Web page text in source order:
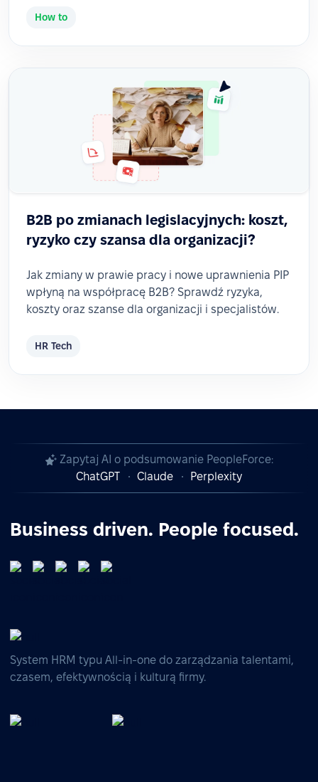
How to
B2B po zmianach legislacyjnych: koszt,
ryzyko czy szansa dla organizacji?
Jak zmiany w prawie pracy i nowe uprawnienia PIP
wpłyną na współpracę B2B? Sprawdź ryzyka,
koszty oraz szanse dla organizacji i specjalistów.
HR Tech
Zapytaj AI o podsumowanie PeopleForce:
ChatGPT
Claude Perplexity
Business driven. People focused.
System HRM typu All-in-one do zarządzania talentami,
czasem, efektywnością i kulturą firmy.